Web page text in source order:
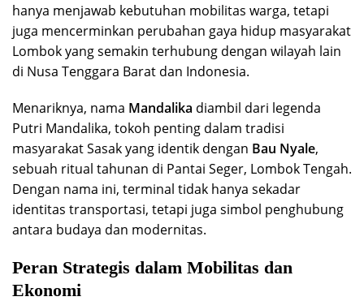
hanya menjawab kebutuhan mobilitas warga, tetapi
juga mencerminkan perubahan gaya hidup masyarakat
Lombok yang semakin terhubung dengan wilayah lain
di Nusa Tenggara Barat dan Indonesia.
Menariknya, nama Mandalika diambil dari legenda
Putri Mandalika, tokoh penting dalam tradisi
masyarakat Sasak yang identik dengan Bau Nyale,
sebuah ritual tahunan di Pantai Seger, Lombok Tengah.
Dengan nama ini, terminal tidak hanya sekadar
identitas transportasi, tetapi juga simbol penghubung
antara budaya dan modernitas.
Peran Strategis dalam Mobilitas dan
Ekonomi